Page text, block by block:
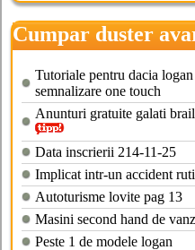
Cumpar duster
Tutoriale pentru dacia
semnalizare one touch
Anunturi gratuite galati
Data inscrierii 214-11-25
Implicat intr-un accident
Autoturisme lovite pag 13
Masini second hand de
Peste 1 de modele logan